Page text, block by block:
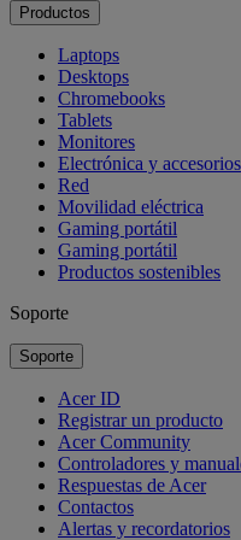
Productos
Laptops
Desktops
Chromebooks
Tablets
Monitores
Electrónica y accesorios
Red
Movilidad eléctrica
Gaming portátil
Gaming portátil
Productos sostenibles
Soporte
Soporte
Acer ID
Registrar un producto
Acer Community
Controladores y
Respuestas de Acer
Contactos
Alertas y recordatorios